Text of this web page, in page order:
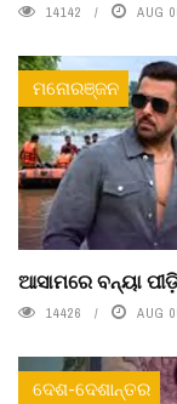
14142 AUG
ମନୋରଞ୍ଜନ
ଆସାମରେ ବନ୍ୟା
14426 AUG
ଦେଶ-ଦେଶାନ୍ତର